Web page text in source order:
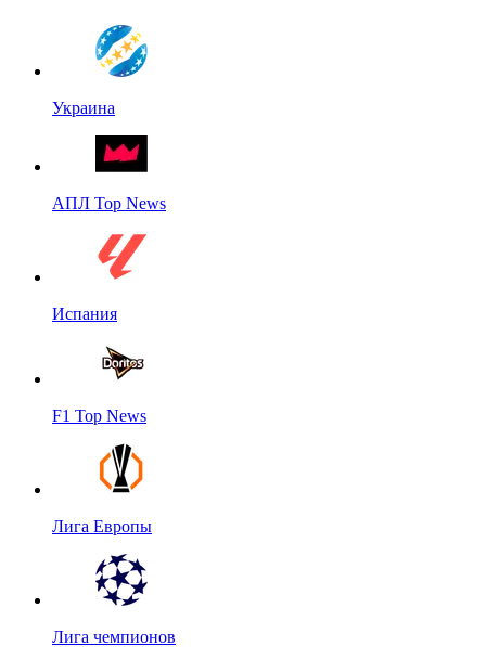
Украина
АПЛ Top News
Испания
F1 Top News
Лига Европы
Лига чемпионов